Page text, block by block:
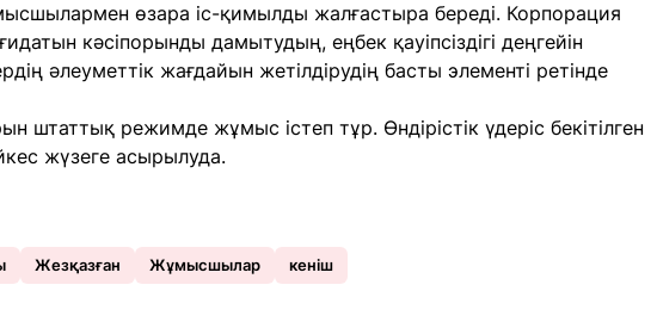
өзара іс-қимылды жалғастыра береді. Корпорация
кәсіпорынды дамытудың, еңбек қауіпсіздігі деңгейін
әлеуметтік жағдайын жетілдірудің басты элементі ретінде
штаттық режимде жұмыс істеп тұр. Өндірістік үдеріс бекітілген
жүзеге асырылуда.
Жезқазған Жұмысшылар кеніш